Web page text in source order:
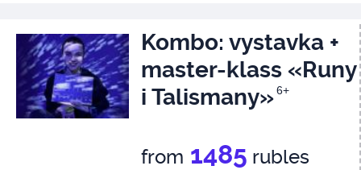
Kombo: vystavka +
master-klass «Runy
i Talismany»6+
from 1485 rubles